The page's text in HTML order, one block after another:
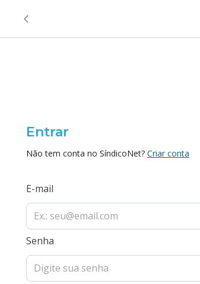
Entrar
Não tem conta no SíndicoNet? Criar conta
E-mail
Senha